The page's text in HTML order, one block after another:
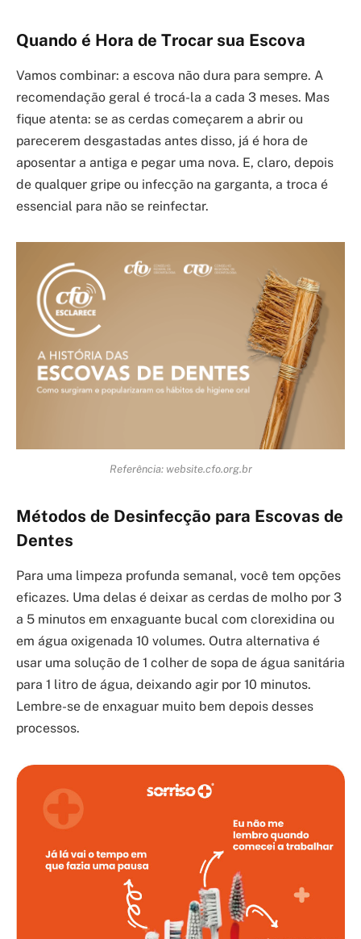
Quando é Hora de Trocar sua Escova
Vamos combinar: a escova não dura para sempre. A
recomendação geral é trocá-la a cada 3 meses. Mas
fique atenta: se as cerdas começarem a abrir ou
parecerem desgastadas antes disso, já é hora de
aposentar a antiga e pegar uma nova. E, claro, depois
de qualquer gripe ou infecção na garganta, a troca é
essencial para não se reinfectar.
Referência: website.cfo.org.br
Métodos de Desinfecção para Escovas de
Dentes
Para uma limpeza profunda semanal, você tem opções
eficazes. Uma delas é deixar as cerdas de molho por 3
a 5 minutos em enxaguante bucal com clorexidina ou
em água oxigenada 10 volumes. Outra alternativa é
usar uma solução de 1 colher de sopa de água sanitária
para 1 litro de água, deixando agir por 10 minutos.
Lembre-se de enxaguar muito bem depois desses
processos.